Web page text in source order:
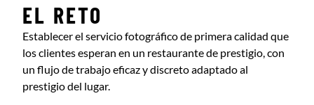
EL RETO
Establecer el servicio fotográfico de primera calidad que
los clientes esperan en un restaurante de prestigio, con
un flujo de trabajo eficaz y discreto adaptado al
prestigio del lugar.